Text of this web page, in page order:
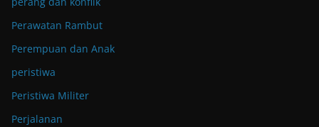
Perawatan Rambut
Perempuan dan Anak
peristiwa
Peristiwa Militer
Perjalanan